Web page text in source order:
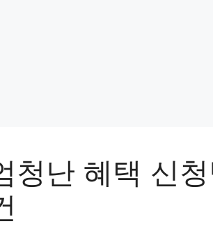
청난 혜택 신청